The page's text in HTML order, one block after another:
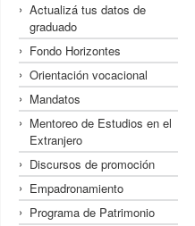
Actualizá tus datos de
graduado
Fondo Horizontes
Orientación vocacional
Mandatos
Mentoreo de Estudios en el
Extranjero
Discursos de promoción
Empadronamiento
Programa de Patrimonio